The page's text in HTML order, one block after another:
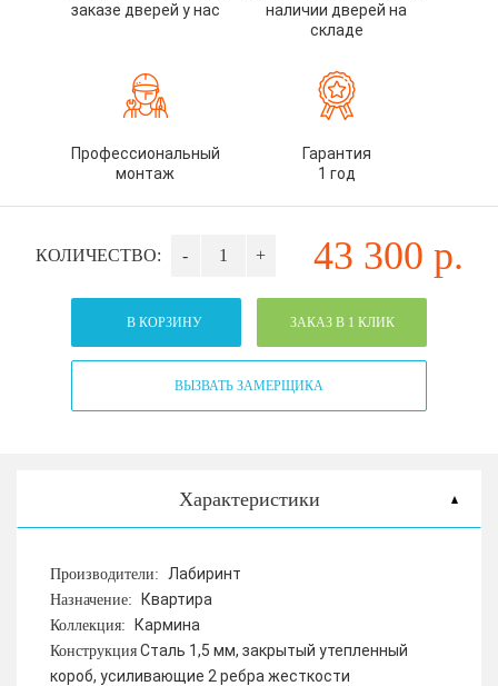
заказе дверей у нас
наличии дверей на
складе
Профессиональный
монтаж
Гарантия
1 год
КОЛИЧЕСТВО: - + 43 300 р.
В КОРЗИНУ ЗАКАЗ В 1 КЛИК
ВЫЗВАТЬ ЗАМЕРЩИКА
Характеристики
Производители: Лабиринт
Назначение: Квартира
Коллекция: Кармина
Конструкция Сталь 1,5 мм, закрытый утепленный
короб, усиливающие 2 ребра жесткости